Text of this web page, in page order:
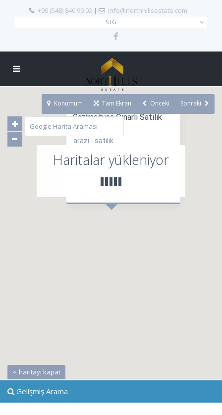
+90 (548) 840 90 02 | info@northhillsestate.com
STG
Gazimağusa Çınarlı Satılık
Arazi
arazi - satılık
Haritalar yükleniyor
haritayı kapat
Konumum Tam Ekran Önceki Sonraki
Gelişmiş Arama